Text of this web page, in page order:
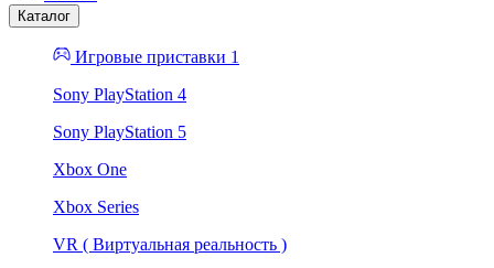
Каталог
Игровые приставки 1
Sony PlayStation 4
Sony PlayStation 5
Xbox One
Xbox Series
VR ( Виртуальная реальность )